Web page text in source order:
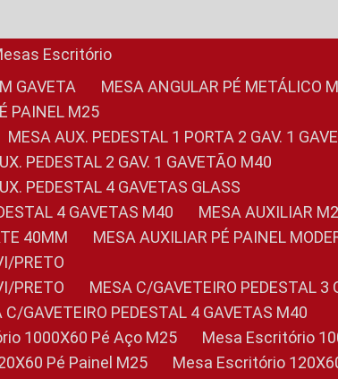
Mesas Escritório
GAVETA
MESA ANGULAR PÉ METÁLICO
PAINEL M25
MESA AUX. PEDESTAL 1 PORTA 2 GAV. 1
PEDESTAL 2 GAV. 1 GAVETÃO M40
PEDESTAL 4 GAVETAS GLASS
4 GAVETAS M40
MESA AUXILIAR
40MM
MESA AUXILIAR PÉ PAINEL
PRETO
PRETO
MESA C/GAVETEIRO PEDESTAL
C/GAVETEIRO PEDESTAL 4 GAVETAS M40
1000X60 Pé Aço M25
Mesa Escritório
Pé Painel M25
Mesa Escritório